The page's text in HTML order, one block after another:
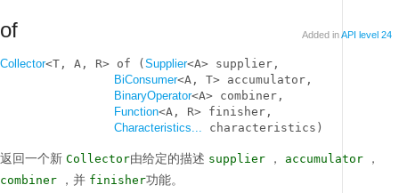
of Added inAPI level 24
Collector<T, A, R> of ( Supplier<A> supplier,
BiConsumer<A, T> accumulator,
BinaryOperator<A> combiner,
Function<A, R> finisher,
Characteristics... characteristics)
返回一个新 Collector由给定的描述 supplier ， accumulator ，
combiner ，并 finisher功能。